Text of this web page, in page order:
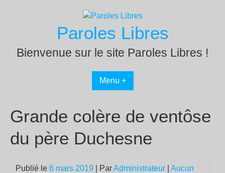
Paroles Libres
Bienvenue sur le site Paroles Libres !
Menu +
Grande colère de ventôse
du père Duchesne
Publié le 6 mars 2019 | ParAdministrateur
Aucun